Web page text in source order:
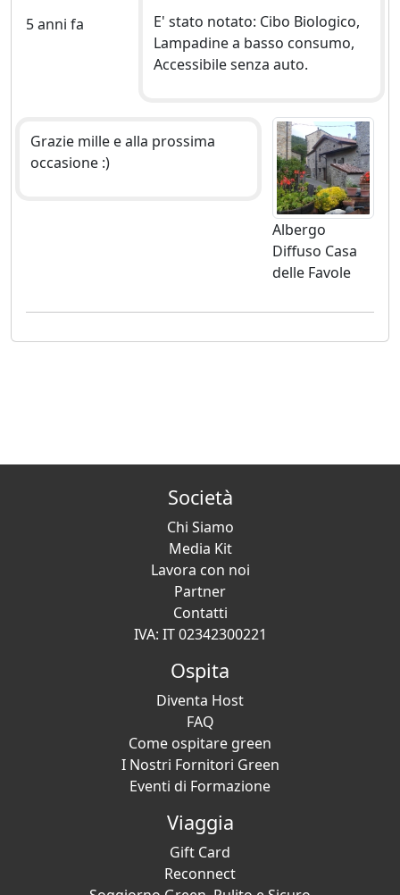
5 anni fa
E' stato notato: Cibo Biologico,
Lampadine a basso consumo,
Accessibile senza auto.
Grazie mille e alla prossima
occasione :)
Albergo
Diffuso Casa
delle Favole
Società
Chi Siamo
Media Kit
Lavora con noi
Partner
Contatti
IVA: IT 02342300221
Ospita
Diventa Host
FAQ
Come ospitare green
I Nostri Fornitori Green
Eventi di Formazione
Viaggia
Gift Card
Reconnect